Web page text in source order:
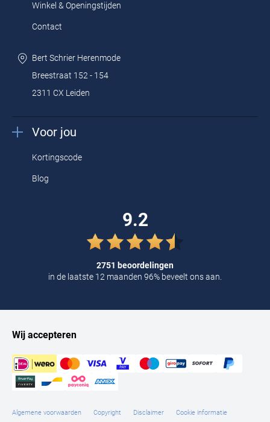
Winkel & Openingstijden
Contact
Bert Schrier Herenmode
Breestraat 152 - 154
2311 CX Leiden
Voor jou
Kortingscode
Blog
9.2
2751 beoordelingen
in de laatste 12 maanden 96% beveelt ons aan.
Wij accepteren
Algemene voorwaarden Copyright Disclaimer
Cookie informatie